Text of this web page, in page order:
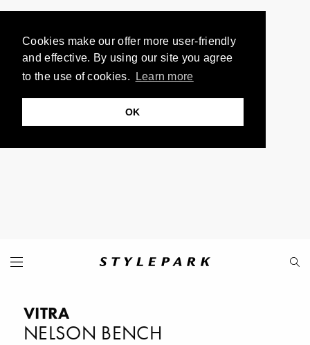
Cookies make our offer more user-friendly
and effective. By using our site you agree
to the use of cookies.
Learn more
OK
VITRA
NELSON BENCH